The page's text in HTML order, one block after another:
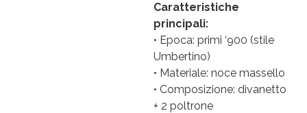
Caratteristiche
principali:
• Epoca: primi ‘900 (stile
Umbertino)
• Materiale: noce massello
• Composizione: divanetto
+ 2 poltrone